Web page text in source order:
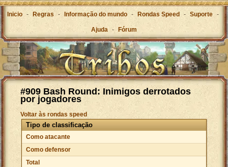
Inicio - Regras - Informação do mundo - Rondas Speed - Suporte -
Ajuda - Fórum
#909 Bash Round: Inimigos derrotados
por jogadores
Voltar às rondas speed
Tipo de classificação
Como atacante
Como defensor
Total